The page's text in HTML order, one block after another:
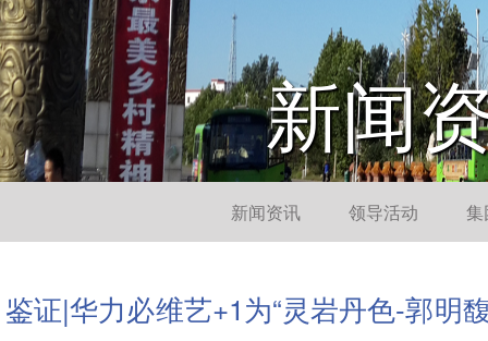
新闻
新闻资讯 领导活动 集
鉴证|华力必维艺+1为“灵岩丹色-郭明